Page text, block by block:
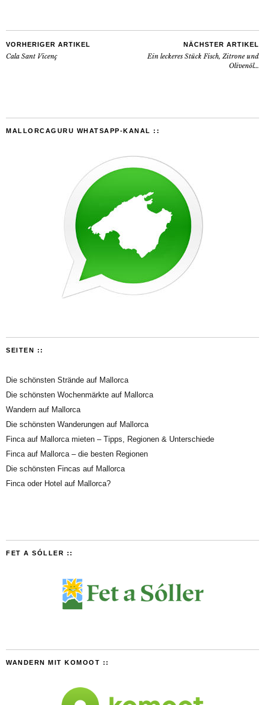
VORHERIGER ARTIKEL
Cala Sant Vicenç
NÄCHSTER ARTIKEL
Ein leckeres Stück Fisch, Zitrone und
Olivenöl…
MALLORCAGURU WHATSAPP-KANAL ::
SEITEN ::
Die schönsten Strände auf Mallorca
Die schönsten Wochenmärkte auf Mallorca
Wandern auf Mallorca
Die schönsten Wanderungen auf Mallorca
Finca auf Mallorca mieten – Tipps, Regionen & Unterschiede
Finca auf Mallorca – die besten Regionen
Die schönsten Fincas auf Mallorca
Finca oder Hotel auf Mallorca?
FET A SÓLLER ::
WANDERN MIT KOMOOT ::